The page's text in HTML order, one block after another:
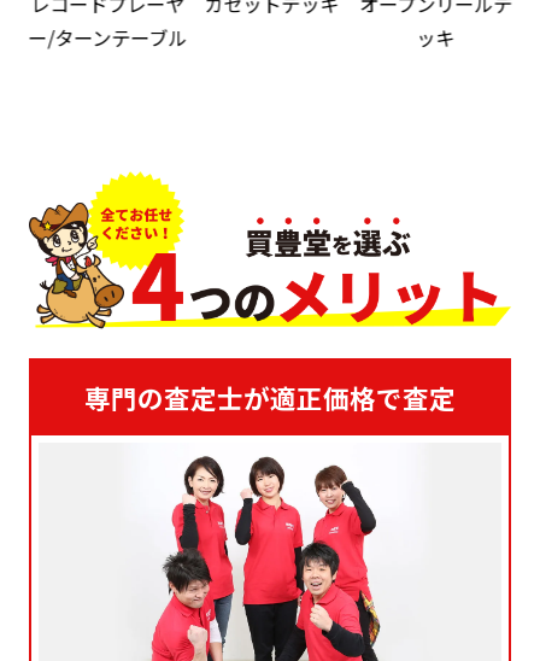
ー/ターンテーブル
ッキ
専門の査定士が適正価格で査定